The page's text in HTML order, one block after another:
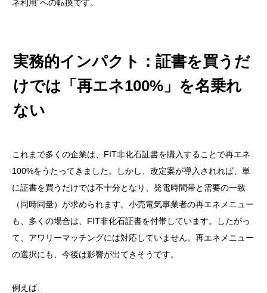
ネ利用”への転換です。
実務的インパクト：証書を買うだ
けでは「再エネ100%」を名乗れ
ない
これまで多くの企業は、FIT非化石証書を購入することで再エネ
100%をうたってきました。しかし、改定案が導入されれば、単
に証書を買うだけでは不十分となり、発電時間帯と需要の一致
（同時同量）が求められます。小売電気事業者の再エネメニュー
も、多くの場合は、FIT非化石証書を付帯しています。したがっ
て、アワリーマッチングには対応していません。再エネメニュー
の選択にも、今後は影響が出てきそうです。
例えば、